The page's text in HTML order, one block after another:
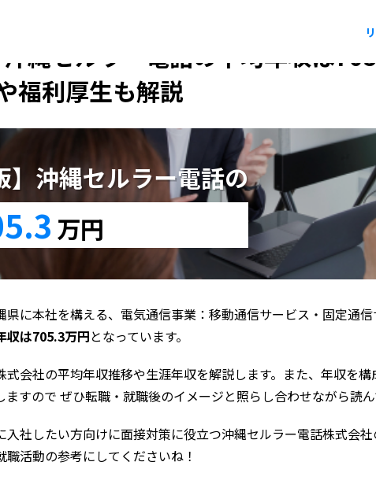
沖縄セルラー電話の平均年収は
福利厚生も解説
】沖縄セルラー電話の
万円
に本社を構える、電気通信事業：移動通信サービス・固定通
収は705.3万円となっています。
会社の平均年収推移や生涯年収を解説します。また、年収を
すので ぜひ転職・就職後のイメージと照らし合わせながら読
入社したい方向けに面接対策に役立つ沖縄セルラー電話株式会
活動の参考にしてくださいね！